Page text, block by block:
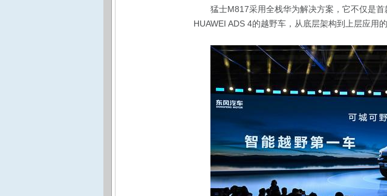
猛士M817采用全栈华为解决方案，它不仅是
HUAWEI ADS 4的越野车，从底层架构到上层应用